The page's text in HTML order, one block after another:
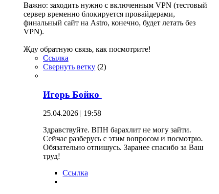
Важно: заходить нужно с включенным VPN (тестовый
сервер временно блокируется провайдерами,
финальный сайт на Astro, конечно, будет летать без
VPN).
Жду обратную связь, как посмотрите!
Ссылка
Свернуть ветку (2)
Игорь Бойко
25.04.2026 | 19:58
Здравствуйте. ВПН барахлит не могу зайти.
Сейчас разберусь с этим вопросом и посмотрю.
Обязательно отпишусь. Заранее спасибо за Ваш
труд!
Ссылка